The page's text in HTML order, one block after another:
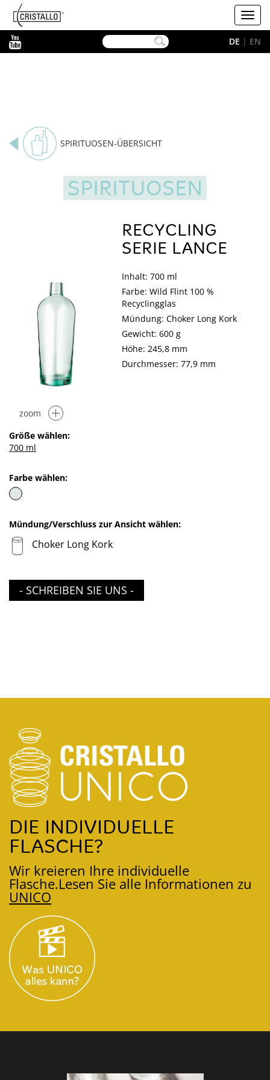
Cristallo
DE | EN
SPIRITUOSEN-ÜBERSICHT
SPIRITUOSEN
zoom
RECYCLING
SERIE LANCE
Inhalt: 700 ml
Farbe: Wild Flint 100 %
Recyclingglas
Mündung: Choker Long Kork
Gewicht: 600 g
Höhe: 245,8 mm
Durchmesser: 77,9 mm
Größe wählen:
700 ml
Farbe wählen:
Mündung/Verschluss zur Ansicht wählen:
Choker Long Kork
- SCHREIBEN SIE UNS -
DIE INDIVIDUELLE
FLASCHE?
Wir kreieren Ihre individuelle
Flasche.Lesen Sie alle Informationen zu
UNICO